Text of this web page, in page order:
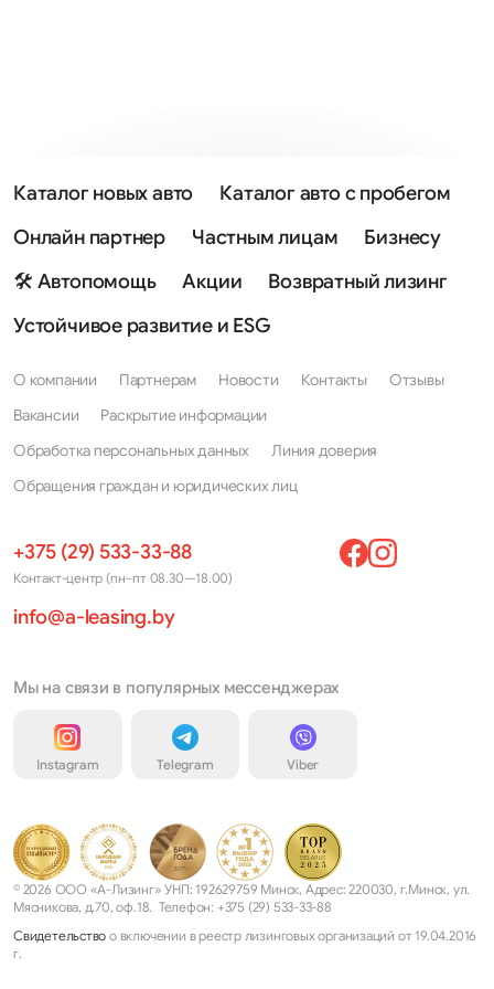
Каталог новых авто
Каталог авто с пробегом
Онлайн партнер
Частным лицам
Бизнесу
🛠 Автопомощь
Акции
Возвратный лизинг
Устойчивое развитие и ESG
О компании Партнерам Новости Контакты
Отзывы
Вакансии
Раскрытие информации
Обработка персональных данных
Линия доверия
Обращения граждан и юридических лиц
+375 (29) 533-33-88
Контакт-центр (пн–пт 08.30—18.00)
info@a-leasing.by
Мы на связи в популярных мессенджерах
Instagram Telegram Viber
© 2026 ООО «А-Лизинг» УНП: 192629759 Минск, Адрес: 220030, г.Минск, ул.
Мясникова, д.70, оф.18. Телефон: +375 (29) 533-33-88
Свидетельство о включении в реестр лизинговых организаций от 19.04.2016
г.